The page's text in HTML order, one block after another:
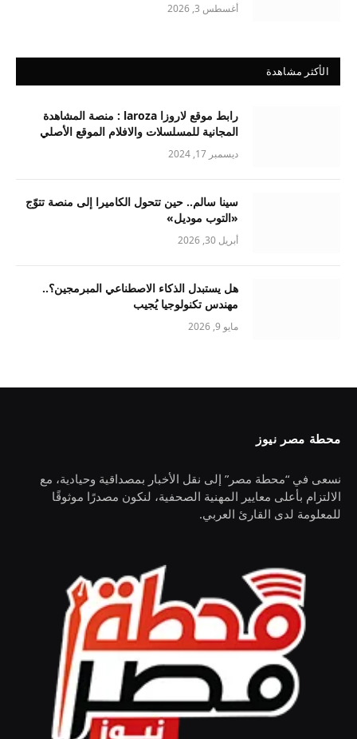
أغسطس 3, 2026
الأكثر مشاهدة
رابط موقع لاروزا laroza : منصة المشاهدة
المجانية للمسلسلات والافلام الموقع الأصلي
ديسمبر 17, 2024
سينا سالم.. حين تتحول الكاميرا إلى منصة تتوّج
«التوب موديل»
أبريل 30, 2026
هل يستبدل الذكاء الاصطناعي المبرمجين؟..
مهندس تكنولوجيا يُجيب
مايو 9, 2026
محطة مصر نيوز
نسعى في “محطة مصر” إلى نقل الأخبار بمصداقية وحيادية، مع
الالتزام بأعلى معايير المهنية الصحفية، لنكون مصدرًا موثوقًا
للمعلومة لدى القارئ العربي.